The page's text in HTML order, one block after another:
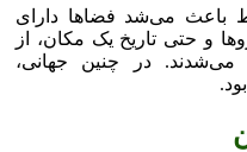
باعث می‌شد فضا‌ها دارای
و حتی تاریخ یک مکان، از
در چنین جهانی،